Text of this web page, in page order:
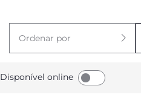
Ordenar por
Disponível online